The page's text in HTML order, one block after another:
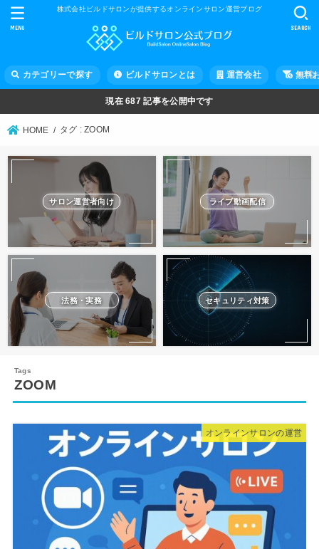
株式会社ビルドサロンが提供するオンラインサロン運営ブログ
カテゴリーで探す ビルドサロンとは 運営会社 無料
SEARCH
MENU
現在687 記事を公開中です
HOME タグ : ZOOM
サロン運営者向け ライブ動画配信
法務・実務 セキュリティ対策
ZOOM
オンラインサロンの運営